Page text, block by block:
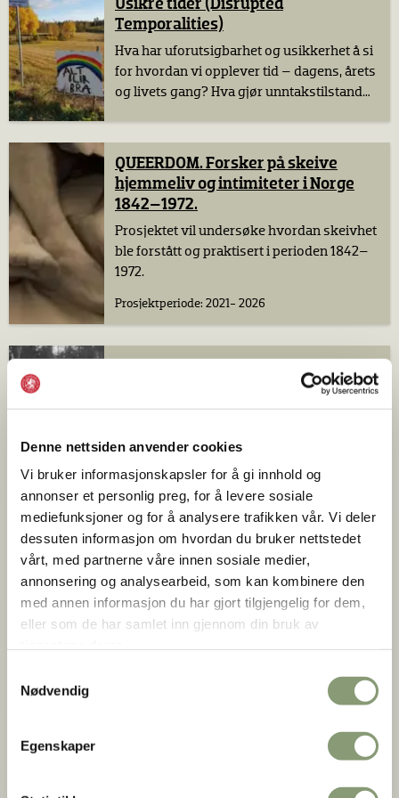
Denne nettsiden anvender cookies
Vi bruker informasjonskapsler for å gi innhold og
annonser et personlig preg, for å levere sosiale
mediefunksjoner og for å analysere trafikken vår. Vi deler
dessuten informasjon om hvordan du bruker nettstedet
vårt, med partnerne våre innen sosiale medier,
annonsering og analysearbeid, som kan kombinere den
med annen informasjon du har gjort tilgjengelig for dem,
eller som de har samlet inn gjennom din bruk av
Nødvendig
Egenskaper
industrielle historie i Norge)
Fotohistorie
(eks. dagliglivets fotografiske praksiser,
fotografiske virksomheter og
fotobransjen/fotolaboratoriebransjen)
Materiell- og immateriell kulturarv
–liv, Gol stavkirkes historie, forholdet mellom
forvaltning av objekter og kunnskap er i endring)
Boskikk og historiske interiører
Wessels gate 15”)
Tekstiler og drakt i Norge(eks. dåpsklær, folkelig
motedrakt)
Demokrati og nasjonsbygging i Norge(eks.
grunnlovshistorie, nasjonalmonument, demokratisk
utvikling i Norge)
(f. eks. maktstudier og sosialhistorie,
borgerskap og embetsstand, Bygdø Kongsgårds historie,
Samisk kulturhistorie
Livets og årets høytider(eks. død og
begravelse)Dagliglivets kulturelle praksiser(eks. digital
tradisjonsoverføring, barns lek)
Kjønn(eks. skeiv kulturhistorie)
nordiske landene
(eks. migrasjon og migranter i
friluftsmuseet og samlingene; mangfoldige matkulturer;
dagligliv, høytid og fest blant migranter i Nord-Amerika)
tidsopplevelser under koronapandemien)
Usikre tider (Disrupted
Temporalities)
Hva har uforutsigbarhet og usikkerhet å si
for hvordan vi opplever tid – dagens, årets
og livets gang? Hva gjør unntakstilstand
QUEERDOM. Forsker på skeive
hjemmeliv og intimiteter i Norge
1842–1972.
Prosjektet vil undersøke hvordan skeivhet
ble forstått og praktisert i perioden 1842–
1972.
Prosjektperiode: 2021- 2026
Drakt har vori mellom dei viktigaste
Nå planlegg vi ei ny og større utstilling.
Bååstede
Samisk kulturarv tilbakeføres
Om By og bygd